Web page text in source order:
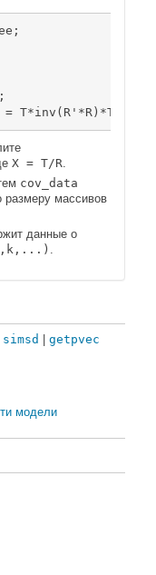
= T*inv(R'*R)*T';
X = T/R.
cov_data
размеру массивов
данные о
.
simsd getpvec
модели